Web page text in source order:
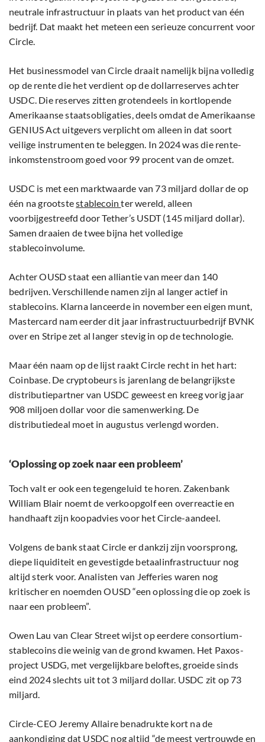
neutrale infrastructuur in plaats van het product van één
bedrijf. Dat maakt het meteen een serieuze concurrent voor
Circle.
Het businessmodel van Circle draait namelijk bijna volledig
op de rente die het verdient op de dollarreserves achter
USDC. Die reserves zitten grotendeels in kortlopende
Amerikaanse staatsobligaties, deels omdat de Amerikaanse
GENIUS Act uitgevers verplicht om alleen in dat soort
veilige instrumenten te beleggen. In 2024 was die rente-
inkomstenstroom goed voor 99 procent van de omzet.
USDC is met een marktwaarde van 73 miljard dollar de op
één na grootstestablecointer wereld, alleen
voorbijgestreefd door Tether’s USDT (145 miljard dollar).
Samen draaien de twee bijna het volledige
stablecoinvolume.
Achter OUSD staat een alliantie van meer dan 140
bedrijven. Verschillende namen zijn al langer actief in
stablecoins. Klarna lanceerde in november een eigen munt,
Mastercard nam eerder dit jaar infrastructuurbedrijf BVNK
over en Stripe zet al langer stevig in op de technologie.
Maar één naam op de lijst raakt Circle recht in het hart:
Coinbase. De cryptobeurs is jarenlang de belangrijkste
distributiepartner van USDC geweest en kreeg vorig jaar
908 miljoen dollar voor die samenwerking. De
distributiedeal moet in augustus verlengd worden.
‘Oplossing op zoek naar een probleem’
Toch valt er ook een tegengeluid te horen. Zakenbank
William Blair noemt de verkoopgolf een overreactie en
handhaaft zijn koopadvies voor het Circle-aandeel.
Volgens de bank staat Circle er dankzij zijn voorsprong,
diepe liquiditeit en gevestigde betaalinfrastructuur nog
altijd sterk voor. Analisten van Jefferies waren nog
kritischer en noemden OUSD “een oplossing die op zoek is
naar een probleem”.
Owen Lau van Clear Street wijst op eerdere consortium-
stablecoins die weinig van de grond kwamen. Het Paxos-
project USDG, met vergelijkbare beloftes, groeide sinds
eind 2024 slechts uit tot 3 miljard dollar. USDC zit op 73
miljard.
Circle-CEO Jeremy Allaire benadrukte kort na de
aankondiging dat USDC nog altijd “de meest vertrouwde en